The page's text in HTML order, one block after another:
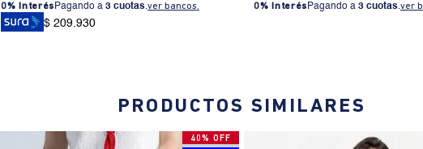
0% Interés Pagando a3 cuotas.ver bancos.
$ 209.930
0% Interés Pagando a3 cuotas.ver
PRODUCTOS SIMILARES
40% OFF